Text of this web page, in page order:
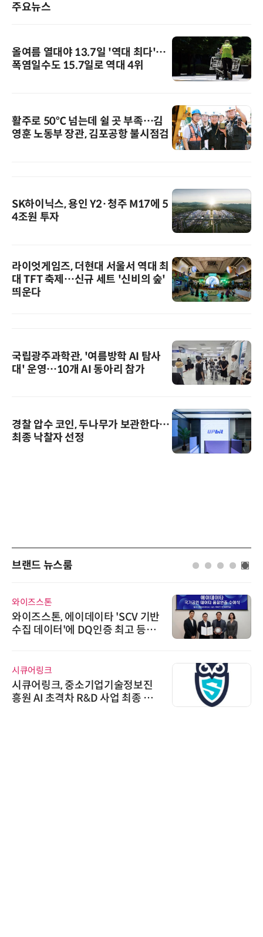
주요뉴스
올여름 열대야 13.7일 '역대 최다'…
폭염일수도 15.7일로 역대 4위
활주로 50℃ 넘는데 쉴 곳 부족…김
영훈 노동부 장관, 김포공항 불시점검
SK하이닉스, 용인 Y2·청주 M17에 5
4조원 투자
라이엇게임즈, 더현대 서울서 역대 최
대 TFT 축제…신규 세트 '신비의 숲'
띄운다
국립광주과학관, '여름방학 AI 탐사
대' 운영…10개 AI 동아리 참가
경찰 압수 코인, 두나무가 보관한다…
최종 낙찰자 선정
브랜드 뉴스룸
스톤
스톤, 에이데이타 'SCV 기반
이터'에 DQ인증 최고 등급
크
링크, 중소기업기술정보진
초격차 R&D 사업 최종 선
위고페어
위고페
환(AX)
우르는